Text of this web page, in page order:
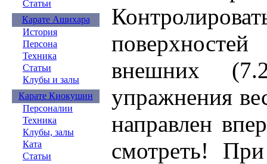
Статьи
Карате Ашихара
История
Персона
Техника
Статьи
Клубы и залы
Карате Киокушин
Персоналии
Техника
Клубы, залы
Ката
Статьи
внешних
упражнения
направлен
смотреть!